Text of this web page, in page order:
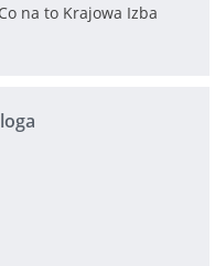
na to Krajowa Izba